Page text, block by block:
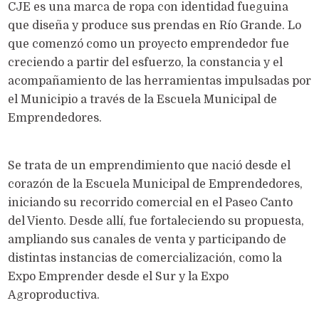
CJE es una marca de ropa con identidad fueguina
que diseña y produce sus prendas en Río Grande. Lo
que comenzó como un proyecto emprendedor fue
creciendo a partir del esfuerzo, la constancia y el
acompañamiento de las herramientas impulsadas por
el Municipio a través de la Escuela Municipal de
Emprendedores.
Se trata de un emprendimiento que nació desde el
corazón de la Escuela Municipal de Emprendedores,
iniciando su recorrido comercial en el Paseo Canto
del Viento. Desde allí, fue fortaleciendo su propuesta,
ampliando sus canales de venta y participando de
distintas instancias de comercialización, como la
Expo Emprender desde el Sur y la Expo
Agroproductiva.